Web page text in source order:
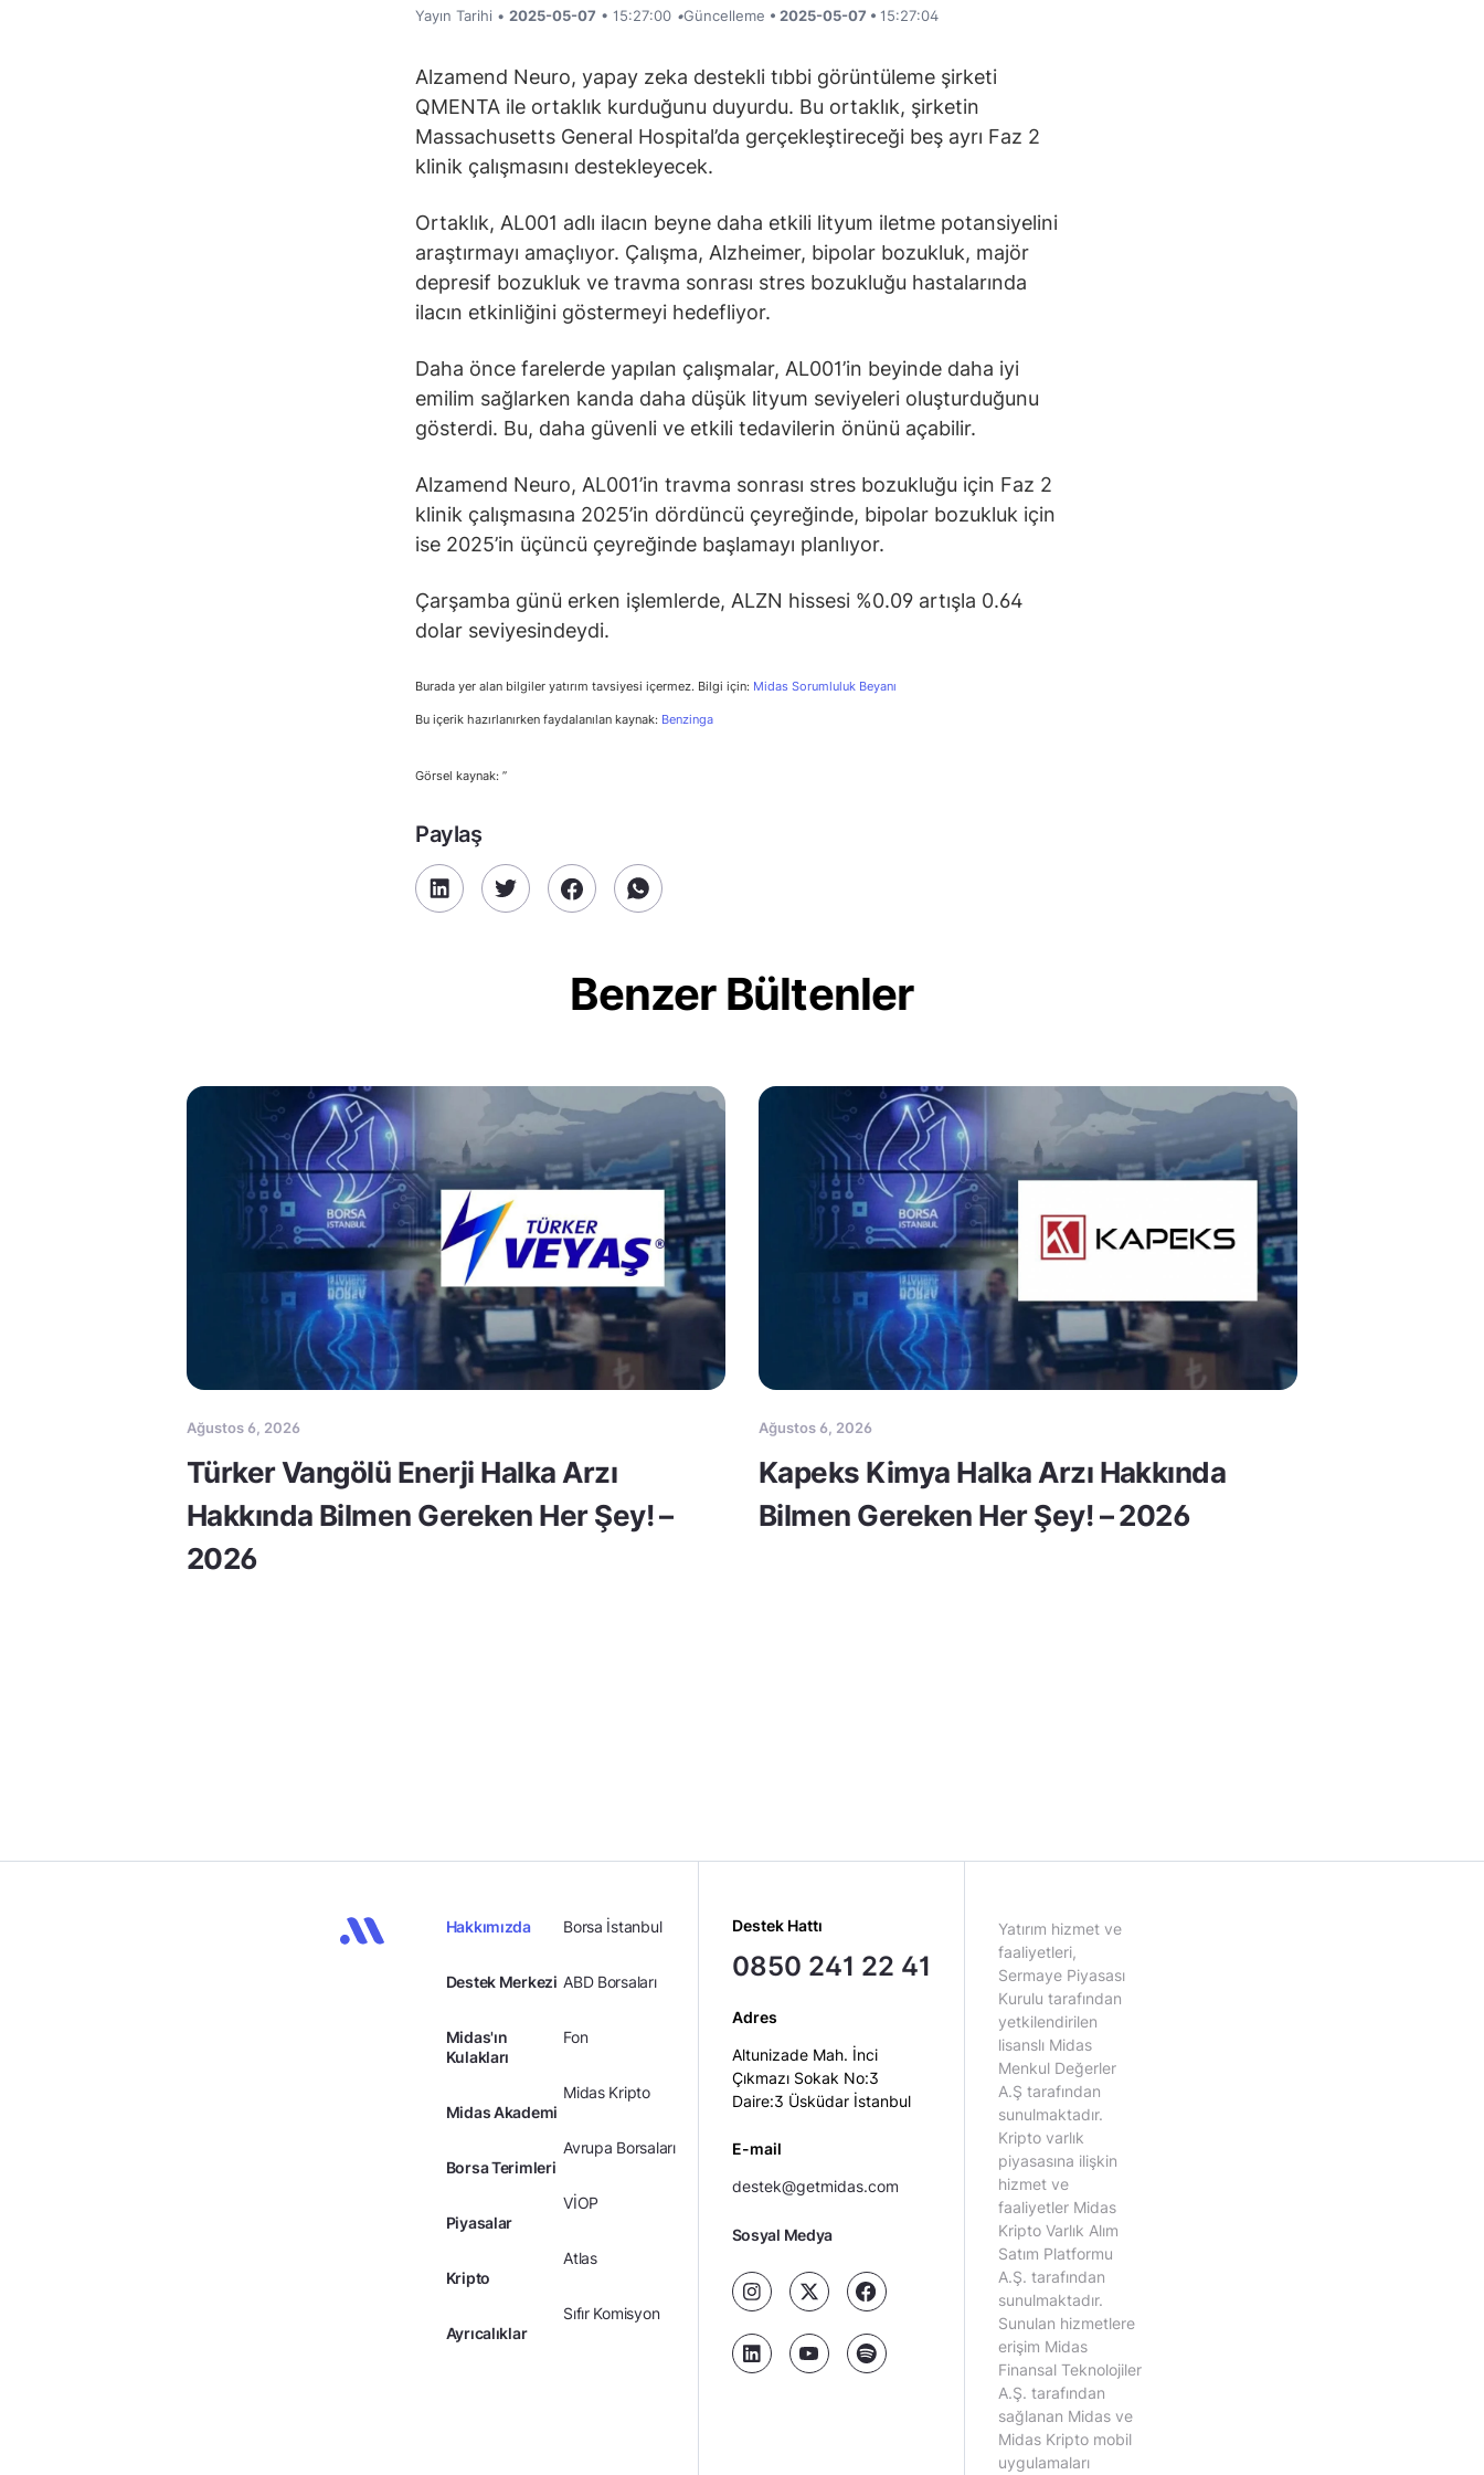
Yayın Tarihi • 2025-05-07 • 15:27:00 •Güncelleme • 2025-05-07 • 15:27:04
Alzamend Neuro, yapay zeka destekli tıbbi görüntüleme şirketi
QMENTA ile ortaklık kurduğunu duyurdu. Bu ortaklık, şirketin
Massachusetts General Hospital’da gerçekleştireceği beş ayrı Faz 2
klinik çalışmasını destekleyecek.
Ortaklık, AL001 adlı ilacın beyne daha etkili lityum iletme potansiyelini
araştırmayı amaçlıyor. Çalışma, Alzheimer, bipolar bozukluk, majör
depresif bozukluk ve travma sonrası stres bozukluğu hastalarında
ilacın etkinliğini göstermeyi hedefliyor.
Daha önce farelerde yapılan çalışmalar, AL001’in beyinde daha iyi
emilim sağlarken kanda daha düşük lityum seviyeleri oluşturduğunu
gösterdi. Bu, daha güvenli ve etkili tedavilerin önünü açabilir.
Alzamend Neuro, AL001’in travma sonrası stres bozukluğu için Faz 2
klinik çalışmasına 2025’in dördüncü çeyreğinde, bipolar bozukluk için
ise 2025’in üçüncü çeyreğinde başlamayı planlıyor.
Çarşamba günü erken işlemlerde, ALZN hissesi %0.09 artışla 0.64
dolar seviyesindeydi.
Burada yer alan bilgiler yatırım tavsiyesi içermez. Bilgi için: Midas Sorumluluk Beyanı
Bu içerik hazırlanırken faydalanılan kaynak: Benzinga
Görsel kaynak: ”
Paylaş
Benzer Bültenler
Ağustos 6, 2026
Türker Vangölü Enerji Halka Arzı
Hakkında Bilmen Gereken Her Şey! –
2026
Ağustos 6, 2026
Kapeks Kimya Halka Arzı Hakkında
Bilmen Gereken Her Şey! – 2026
Hakkımızda
Destek Merkezi
Midas'ın
Kulakları
Midas Akademi
Borsa Terimleri
Piyasalar
Kripto
Ayrıcalıklar
Borsa İstanbul
ABD Borsaları
Fon
Midas Kripto
Avrupa Borsaları
VİOP
Atlas
Sıfır Komisyon
Destek Hattı
0850 241 22 41
Adres
Altunizade Mah. İnci
Çıkmazı Sokak No:3
Daire:3 Üsküdar İstanbul
E-mail
destek@getmidas.com
Sosyal Medya
Yatırım hizmet ve
faaliyetleri,
Sermaye Piyasası
Kurulu tarafından
yetkilendirilen
lisanslı Midas
Menkul Değerler
A.Ş tarafından
sunulmaktadır.
Kripto varlık
piyasasına ilişkin
hizmet ve
faaliyetler Midas
Kripto Varlık Alım
Satım Platformu
A.Ş. tarafından
sunulmaktadır.
Sunulan hizmetlere
erişim Midas
Finansal Teknolojiler
A.Ş. tarafından
sağlanan Midas ve
Midas Kripto mobil
uygulamaları